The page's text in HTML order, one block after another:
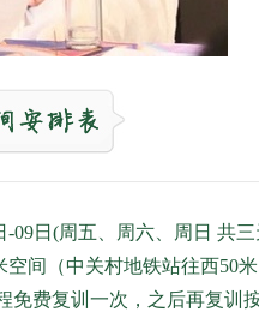
-09日(周五、周六、周日 共
空间（中关村地铁站往西50
免费复训一次，之后再复训